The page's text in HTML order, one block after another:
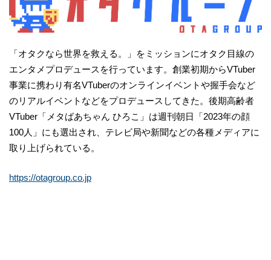
「オタクなら世界を救える。」をミッションにオタク目線の
エンタメプロデュースを行っています。創業初期からVTuber
事業に携わり有名VTuberのオンラインイベントや握手会など
のリアルイベントなどをプロデュースしてきた。後期高齢者
VTuber「メタばあちゃん ひろこ」は週刊朝日「2023年の顔
100人」にも選出され、テレビ局や新聞などの各種メディアに
取り上げられている。
https://otagroup.co.jp